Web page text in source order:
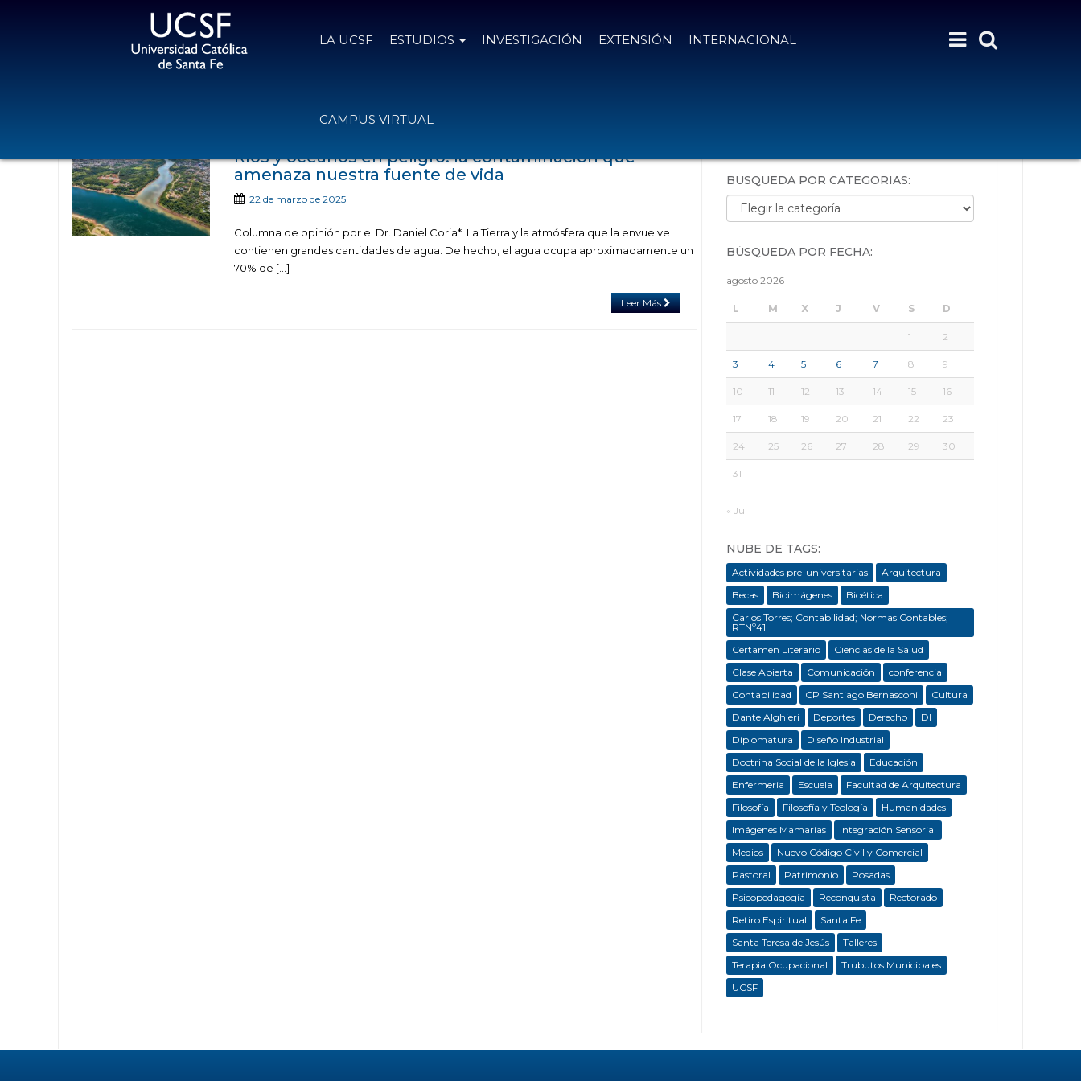
LA UCSF ESTUDIOS INVESTIGACIÓN EXTENSIÓN INTERNACIONAL
CAMPUS VIRTUAL
Ríos y océanos en peligro: la contaminación que
amenaza nuestra fuente de vida
22 de marzo de 2025
Columna de opinión por el Dr. Daniel Coria* La Tierra y la atmósfera que la envuelve
contienen grandes cantidades de agua. De hecho, el agua ocupa aproximadamente un
70% de […]
Leer Más
BÚSQUEDA POR CATEGORÍAS:
Búsqueda por categorías:
BÚSQUEDA POR FECHA:
agosto 2026
L M X J V S D
1 2
3 4 5 6 7 8 9
10 11 12 13 14 15 16
17 18 19 20 21 22 23
24 25 26 27 28 29 30
31
« Jul
NUBE DE TAGS:
Actividades pre-universitarias
Arquitectura
Becas
Bioimágenes
Bioética
Carlos Torres; Contabilidad; Normas Contables;
RTNº41
Certamen Literario
Ciencias de la Salud
Clase Abierta
Comunicación
conferencia
Contabilidad
CP Santiago Bernasconi
Cultura
Dante Alghieri
Deportes Derecho
DI
Diplomatura
Diseño Industrial
Doctrina Social de la Iglesia
Educación
Enfermeria
Escuela
Facultad de Arquitectura
Filosofía
Filosofía y Teología
Humanidades
Imágenes Mamarias
Integración Sensorial
Medios
Nuevo Código Civil y Comercial
Pastoral
Patrimonio
Posadas
Psicopedagogía
Reconquista
Rectorado
Retiro Espiritual
Santa Fe
Santa Teresa de Jesús
Talleres
Terapia Ocupacional
Trubutos Municipales
UCSF